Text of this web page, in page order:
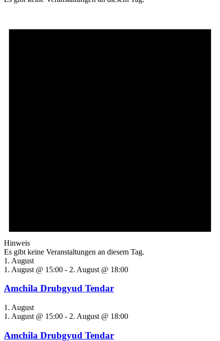
Hinweis
Es gibt keine Veranstaltungen an diesem Tag.
1. August
1. August @ 15:00 - 2. August @ 18:00
Amchila Drubgyud Tendar
1. August
1. August @ 15:00 - 2. August @ 18:00
Amchila Drubgyud Tendar